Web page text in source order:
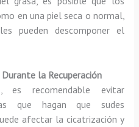
en una piel seca o normal,
pueden descomponer el
la Recuperación
es recomendable evitar
que hagan que sudes
afectar la cicatrización y